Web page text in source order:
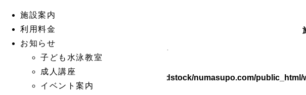
施設案内
利用料金
お知らせ
子ども水泳教室
成人講座
イベント案内
Warning: Undefined array key 0 in
Warning: Attempt to read property "cat_ID" on null in /home/wordstock/
: Undefined array key 0 in /home/wordstock/numasupo.com/